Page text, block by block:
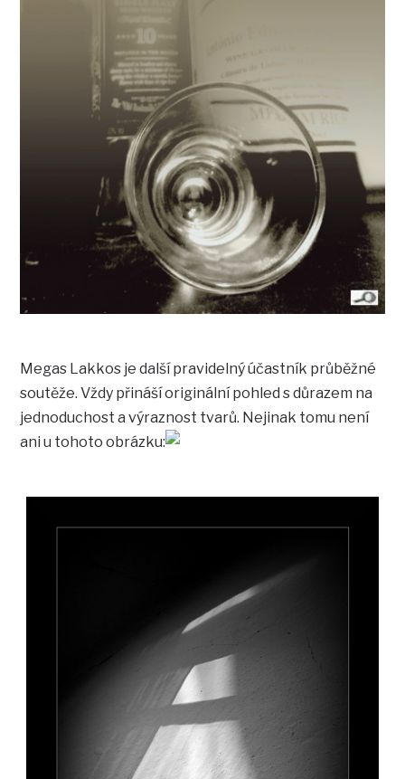
Megas Lakkos je další pravidelný účastník průběžné
soutěže. Vždy přináší originální pohled s důrazem na
jednoduchost a výraznost tvarů. Nejinak tomu není
ani u tohoto obrázku: